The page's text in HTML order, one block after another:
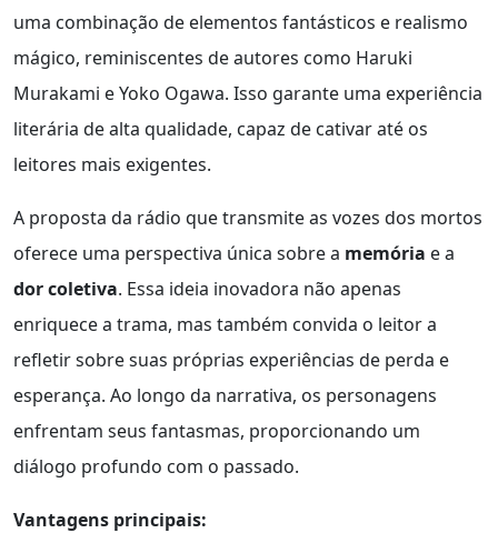
uma combinação de elementos fantásticos e realismo
mágico, reminiscentes de autores como Haruki
Murakami e Yoko Ogawa. Isso garante uma experiência
literária de alta qualidade, capaz de cativar até os
leitores mais exigentes.
A proposta da rádio que transmite as vozes dos mortos
oferece uma perspectiva única sobre a memória e a
dor coletiva. Essa ideia inovadora não apenas
enriquece a trama, mas também convida o leitor a
refletir sobre suas próprias experiências de perda e
esperança. Ao longo da narrativa, os personagens
enfrentam seus fantasmas, proporcionando um
diálogo profundo com o passado.
Vantagens principais: